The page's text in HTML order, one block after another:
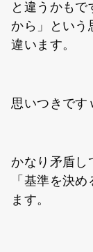
と違うかも
から」という
違います。
思いつきです
かなり矛盾し
「基準を決
ます。